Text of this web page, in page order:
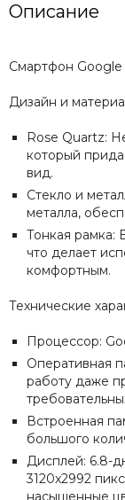
Описание
Смартфон Google
Дизайн и
Rose Quartz:
который
вид.
Стекло и
металла,
Тонкая рамка:
что делает
комфортным.
Технические
Процессор:
Оперативная
работу даже
Встроенная
большого
Дисплей: 6.8-
3120x2992
насыщенные